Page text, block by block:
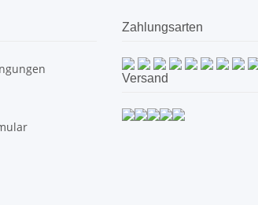
Zahlungsarten
Versand